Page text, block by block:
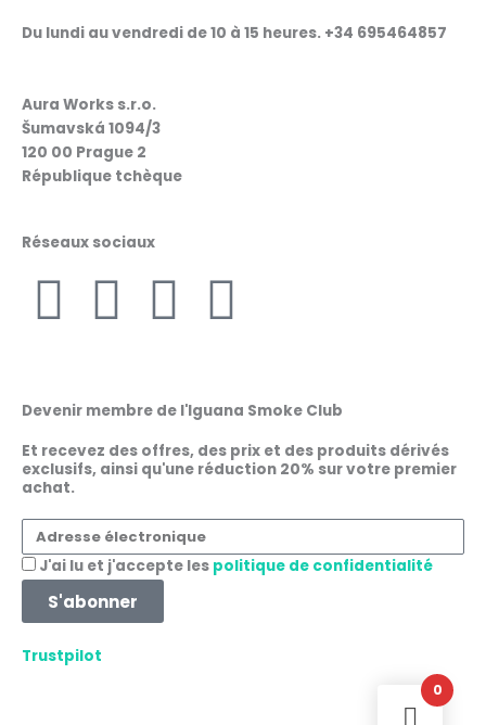
Du lundi au vendredi de 10 à 15 heures. +34 695464857
Aura Works s.r.o.
Šumavská 1094/3
120 00 Prague 2
République tchèque
Réseaux sociaux
F
c
e
b
o
o
k
I
s
t
a
g
r
W
a
t
s
a
p
L
n
k
e
d
Devenir membre de l'Iguana Smoke Club
Et recevez des offres, des prix et des produits dérivés
exclusifs, ainsi qu'une réduction 20% sur votre premier
achat.
Adresse
électronique
Acceptation
J'ai lu et j'accepte les politique de confidentialité
S'abonner
Trustpilot
0